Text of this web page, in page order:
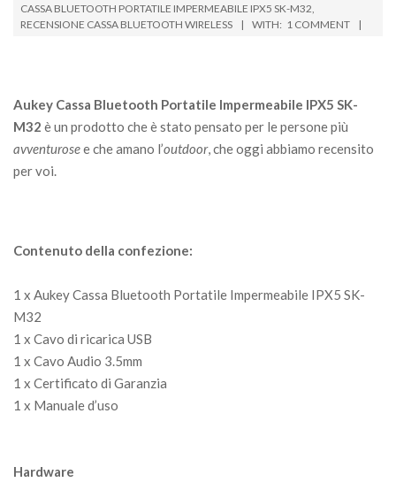
CASSA BLUETOOTH PORTATILE IMPERMEABILE IPX5 SK-M32
RECENSIONE CASSA BLUETOOTH WIRELESS
WITH: 1 COMMENT
Aukey Cassa Bluetooth Portatile Impermeabile IPX5 SK-
M32 è un prodotto che è stato pensato per le persone più
avventurosee che amano l’outdoor, che oggi abbiamo recensito
per voi.
Contenuto della confezione:
1 x Aukey Cassa Bluetooth Portatile Impermeabile IPX5 SK-
M32
1 x Cavo di ricarica USB
1 x Cavo Audio 3.5mm
1 x Certificato di Garanzia
1 x Manuale d’uso
Hardware